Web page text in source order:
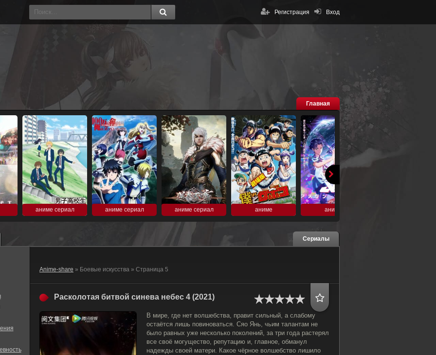
Вход
Регистрация
Главная
аниме сериал аниме сериал аниме сериал аниме аниме
Сериалы
Anime-share » Боевые искусства » Страница 5
Расколотая битвой синева небес 4 (2021)
В мире, где нет волшебства, правит сильный, а слабому
остаётся лишь повиноваться. Сяо Янь, чьим талантам не
было равных уже несколько поколений, за три года растерял
все своё могущество, репутацию и, главное, обманул
надежды своей матери. Какое чёрное волшебство лишило